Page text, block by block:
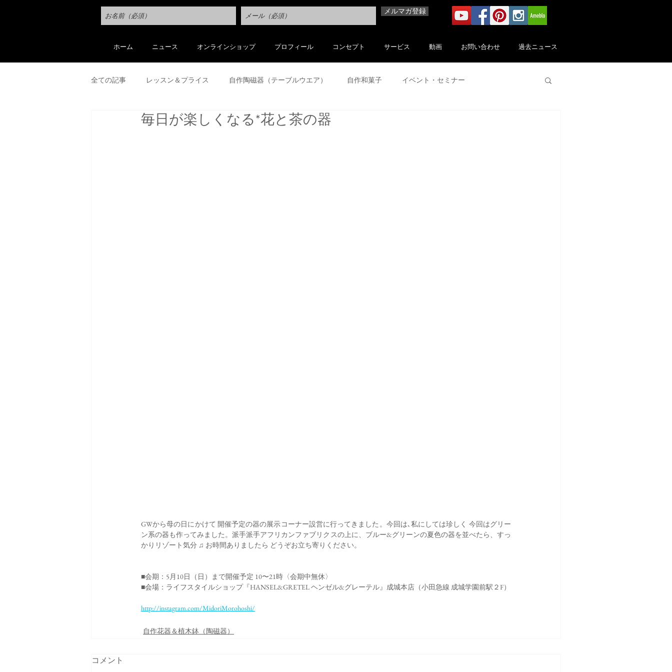
全ての記事 レッスン＆プライス 自作陶磁器（テーブルウエア） 自作和菓子 イベント・セミナー
自作花器＆植木鉢（陶磁器） その他 お気に入り 他作陶磁器
毎日が楽しくなる*花と茶の器
GWから母の日にかけて 開催予定の器の展示コーナー設営に行ってきました。今回は､私にしては珍しく 今回はグリー
ン系の器も作ってみました。派手派手アフリカンファブリクスの上に、ブルー&グリーンの夏色の器を並べたら、すっ
かりリゾート気分 ♫ お時間ありましたら どうぞお立ち寄りください。
■会期：5月10日（日）まで開催予定 10〜21時〈会期中無休〉
■会場：ライフスタイルショップ『HANSEL&GRETEL ヘンゼル&グレーテル』成城本店（小田急線 成城学園前駅２F）
http://instagram.com/MidoriMorohoshi/
自作花器＆植木鉢（陶磁器）
コメント
メルマガ登録
ホーム ニュース オンラインショップ プロフィール コンセプト サービス 動画 お問い合わせ 過去ニュース